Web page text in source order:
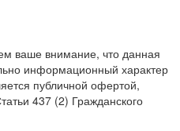
ваше внимание, что данная
информационный характер
публичной офертой,
437 (2) Гражданского